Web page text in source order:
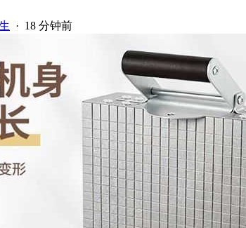
· 18 分钟前